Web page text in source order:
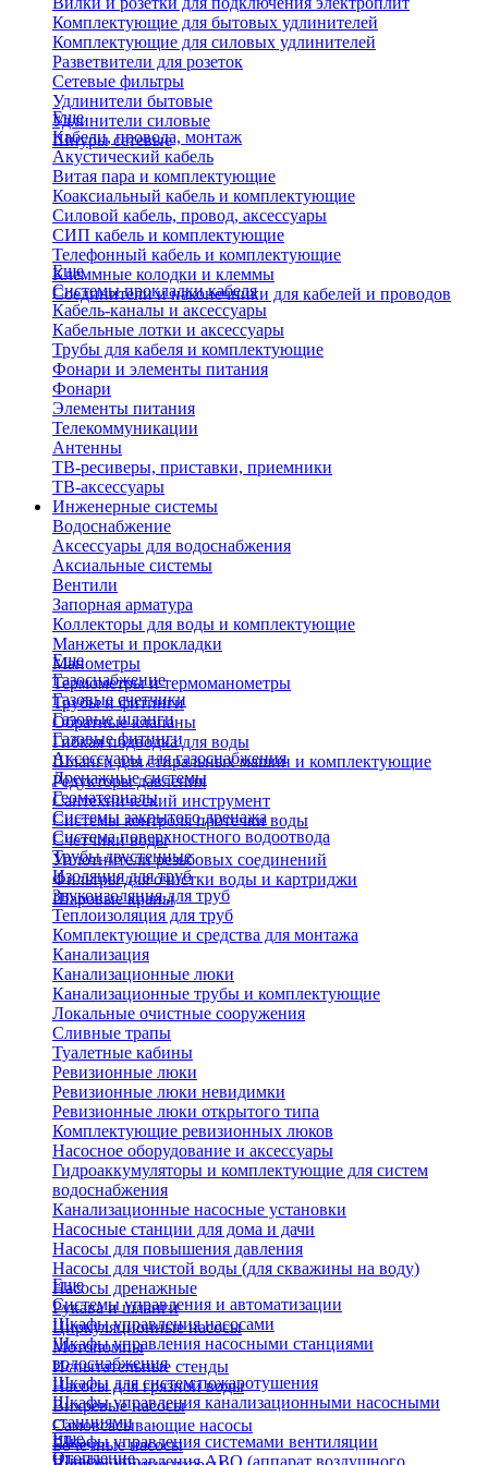
Комплектующие для бытовых удлинителей
Комплектующие для силовых удлинителей
Разветвители для розеток
Сетевые фильтры
Удлинители бытовые
Удлинители силовые
Шнуры сетевые
Еще
Кабели, провода, монтаж
Акустический кабель
Витая пара и комплектующие
Коаксиальный кабель и комплектующие
Силовой кабель, провод, аксессуары
СИП кабель и комплектующие
Телефонный кабель и комплектующие
Клеммные колодки и клеммы
Соединители и наконечники для кабелей и проводов
Еще
Системы прокладки кабеля
Кабель-каналы и аксессуары
Кабельные лотки и аксессуары
Трубы для кабеля и комплектующие
Фонари и элементы питания
Фонари
Элементы питания
Телекоммуникации
Антенны
ТВ-ресиверы, приставки, приемники
ТВ-аксессуары
Инженерные системы
Водоснабжение
Аксессуары для водоснабжения
Аксиальные системы
Вентили
Запорная арматура
Коллекторы для воды и комплектующие
Манжеты и прокладки
Манометры
Термометры и термоманометры
Трубы и фитинги
Обратные клапаны
Гибкая подводка для воды
Шланги для стиральных машин и комплектующие
Редукторы давления
Сантехнический инструмент
Системы контроля протечки воды
Счетчики воды
Уплотнители резьбовых соединений
Фильтры для очистки воды и картриджи
Шаровые краны
Еще
Газоснабжение
Газовые счетчики
Газовые шланги
Газовые фитинги
Аксессуары для газоснабжения
Дренажные системы
Геоматериалы
Системы закрытого дренажа
Система поверхностного водоотвода
Трубы двустенные
Изоляция для труб
Звукоизоляция для труб
Теплоизоляция для труб
Комплектующие и средства для монтажа
Канализация
Канализационные люки
Канализационные трубы и комплектующие
Локальные очистные сооружения
Сливные трапы
Туалетные кабины
Ревизионные люки
Ревизионные люки невидимки
Ревизионные люки открытого типа
Комплектующие ревизионных люков
Насосное оборудование и аксессуары
Гидроаккумуляторы и комплектующие для систем
водоснабжения
Канализационные насосные установки
Насосные станции для дома и дачи
Насосы для повышения давления
Насосы для чистой воды (для скважины на воду)
Насосы дренажные
Рукава и шланги
Циркуляционные насосы
Мотопомпы
Испытательные стенды
Насосы для грязной воды
Вихревые насосы
Самовсасывающие насосы
Бочечные насосы
Еще
Системы управления и автоматизации
Шкафы управления насосами
Шкафы управления насосными станциями
водоснабжения
Шкафы для систем пожаротушения
Шкафы управления канализационными насосными
станциями
Шкафы управления системами вентиляции
Шкафы управления АВО (аппарат воздушного
Еще
Отопление